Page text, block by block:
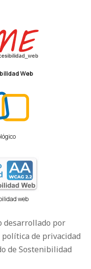
Web
web
desarrollado por
política de privacidad
de Sostenibilidad